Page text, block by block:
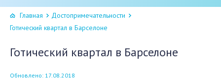
Главная
Достопримечательности
Готический квартал в Барселоне
Готический квартал в Барселоне
Обновлено: 17.08.2018